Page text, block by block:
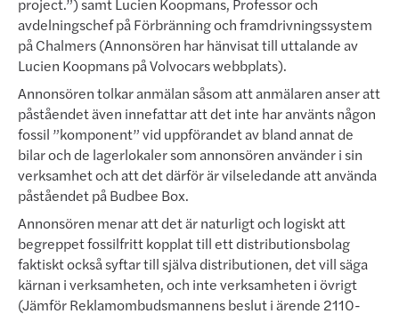
avdelningschef på Förbränning och framdrivningssystem
på Chalmers (Annonsören har hänvisat till ut­tal­ande av
Lucien Koopmans på Volvocars webbplats).
Annonsören tolkar anmälan såsom att anmälaren anser att
påståendet även innefattar att det inte har använts någon
fossil ”komponent” vid uppförandet av bland annat de
bilar och de lagerlokaler som annonsören använ­der i sin
verksamhet och att det därför är vilseledande att använda
påståendet på Budbee Box.
Annonsören menar att det är naturligt och logiskt att
begreppet fossilfritt kopplat till ett distributionsbolag
faktiskt också syftar till själva distributionen, det vill säga
kärnan i verksamheten, och inte verksamheten i övrigt
(Jämför Reklamombudsmannens beslut i ärende 2110-